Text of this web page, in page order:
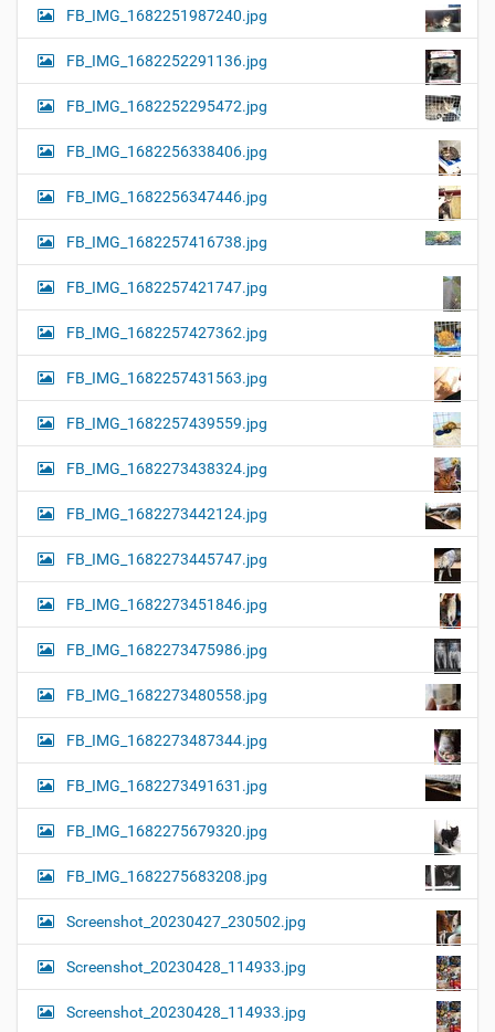
FB_IMG_1682251987240.jpg
FB_IMG_1682252291136.jpg
FB_IMG_1682252295472.jpg
FB_IMG_1682256338406.jpg
FB_IMG_1682256347446.jpg
FB_IMG_1682257416738.jpg
FB_IMG_1682257421747.jpg
FB_IMG_1682257427362.jpg
FB_IMG_1682257431563.jpg
FB_IMG_1682257439559.jpg
FB_IMG_1682273438324.jpg
FB_IMG_1682273442124.jpg
FB_IMG_1682273445747.jpg
FB_IMG_1682273451846.jpg
FB_IMG_1682273475986.jpg
FB_IMG_1682273480558.jpg
FB_IMG_1682273487344.jpg
FB_IMG_1682273491631.jpg
FB_IMG_1682275679320.jpg
FB_IMG_1682275683208.jpg
Screenshot_20230427_230502.jpg
Screenshot_20230428_114933.jpg
Screenshot_20230428_114933.jpg